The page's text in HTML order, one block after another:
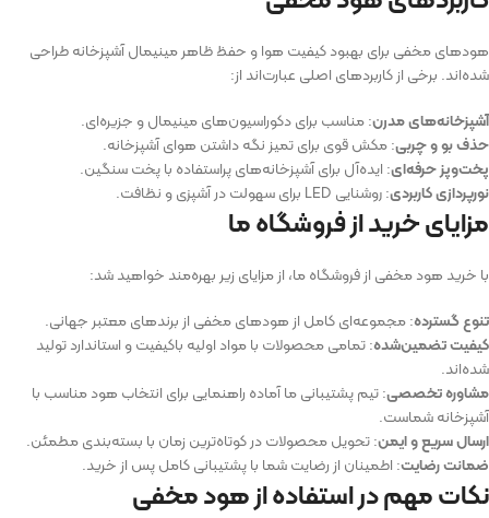
هودهای مخفی برای بهبود کیفیت هوا و حفظ ظاهر مینیمال آشپزخانه طراحی
شده‌اند. برخی از کاربردهای اصلی عبارت‌اند از:
آشپزخانه‌های مدرن: مناسب برای دکوراسیون‌های مینیمال و جزیره‌ای.
حذف بو و چربی: مکش قوی برای تمیز نگه داشتن هوای آشپزخانه.
پخت‌وپز حرفه‌ای: ایده‌آل برای آشپزخانه‌های پراستفاده با پخت سنگین.
نورپردازی کاربردی: روشنایی LED برای سهولت در آشپزی و نظافت.
مزایای خرید از فروشگاه ما
با خرید هود مخفی از فروشگاه ما، از مزایای زیر بهره‌مند خواهید شد:
تنوع گسترده: مجموعه‌ای کامل از هودهای مخفی از برندهای معتبر جهانی.
کیفیت تضمین‌شده: تمامی محصولات با مواد اولیه باکیفیت و استاندارد تولید
شده‌اند.
مشاوره تخصصی: تیم پشتیبانی ما آماده راهنمایی برای انتخاب هود مناسب با
آشپزخانه شماست.
ارسال سریع و ایمن: تحویل محصولات در کوتاه‌ترین زمان با بسته‌بندی مطمئن.
ضمانت رضایت: اطمینان از رضایت شما با پشتیبانی کامل پس از خرید.
نکات مهم در استفاده از هود مخفی